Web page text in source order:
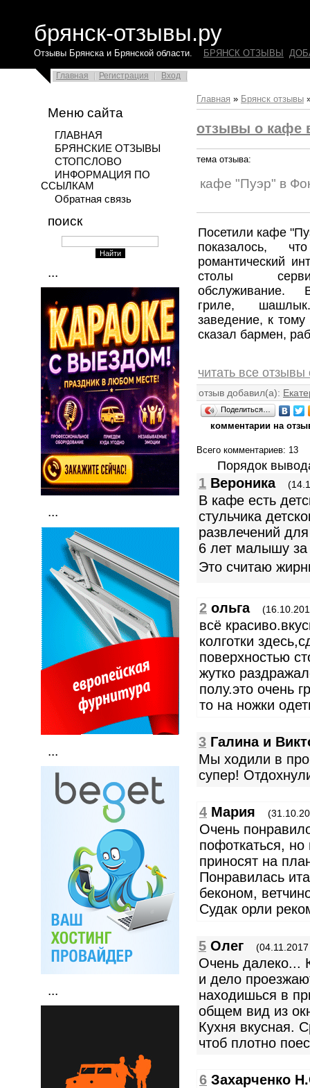
брянск-отзывы.ру
Отзывы Брянска и Брянской области. БРЯНСК ОТЗЫВЫ
Главная Регистрация Вход
Меню сайта
ГЛАВНАЯ
БРЯНСКИЕ ОТЗЫВЫ
СТОПСЛОВО
ИНФОРМАЦИЯ ПО
ССЫЛКАМ
Обратная связь
поиск
...
...
...
...
Главная » Брянск отзывы
отзывы о кафе
тема отзыва:
кафе "Пуэр" в
Посетили кафе
показалось,
романтический
столы
обслуживание.
гриле,
заведение, к
сказал бармен,
читать все
отзыв добавил(а):
Поделиться…
комментарии на
Всего комментариев: 13
Порядок
1 Вероника
В кафе есть
стульчика
развлечений
6 лет малышу за
Это считаю
2 ольга
всё
колготки
поверхностью
жутко
полу.это очень
то на ножки
3 Галина и
Мы ходили в
супер!
4 Мария
Очень
пофоткаться,
приносят на
Понравилась
беконом,
Судак орли
5 Олег
Очень далеко...
и дело
находишься в
общем вид из
Кухня вкусная.
чтоб плотно
6 Захарченко